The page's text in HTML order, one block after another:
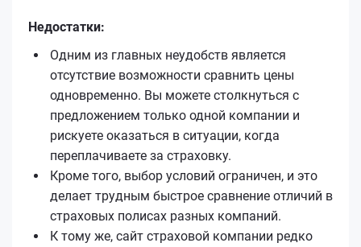
Недостатки:
Одним из главных неудобств является
отсутствие возможности сравнить цены
одновременно. Вы можете столкнуться с
предложением только одной компании и
рискуете оказаться в ситуации, когда
переплачиваете за страховку.
Кроме того, выбор условий ограничен, и это
делает трудным быстрое сравнение отличий в
страховых полисах разных компаний.
К тому же, сайт страховой компании редко